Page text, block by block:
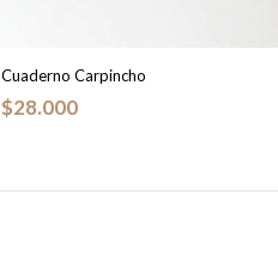
Cuaderno Carpincho
$28.000